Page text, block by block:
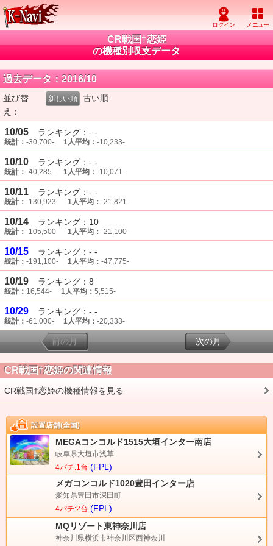
CR戦国†恋姫
の機種別収支データ
過去データ：2016/10
並び替
え：
新しい順 古い順
10/05 ランキング：- -
統計： -30,700- 1人平均： -10,233-
10/10 ランキング：- -
統計： -40,285- 1人平均： -10,071-
10/11 ランキング：- -
統計： -130,923- 1人平均： -21,821-
10/14 ランキング：10
統計： -105,500- 1人平均： -21,100-
10/15 ランキング：- -
統計： -191,100- 1人平均： -47,775-
10/19 ランキング：8
統計： 16,544- 1人平均： 5,515-
10/29 ランキング：- -
統計： -61,000- 1人平均： -20,333-
前の月 次の月
CR戦国†恋姫の関連情報
CR戦国†恋姫の機種情報を見る
設置店舗(全国)
MEGAコンコルド1515大垣インター南店
岐阜県大垣市浅草
4パチ:1台 (FPL)
メガコンコルド1020豊田インター店
愛知県豊田市深田町
4パチ:2台 (FPL)
MQリゾート東神奈川店
神奈川県横浜市神奈川区西神奈川